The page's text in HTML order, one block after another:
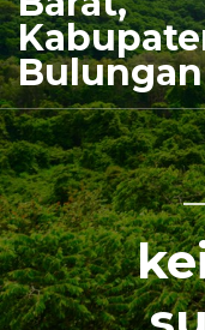
Bulungan